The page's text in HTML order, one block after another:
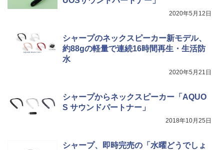
2020年5月12日
シャープのネックスピーカー新モデル、
約88gの軽量で連続16時間再生・生活防
水
2020年5月21日
シャープからネックスピーカー「AQUO
S サウンドパートナー」
2018年10月25日
シャープ、即時完売の「水曜どうでしょ